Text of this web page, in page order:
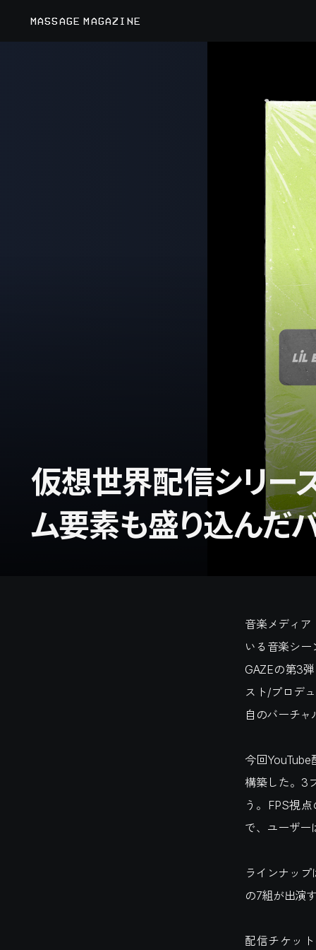
MASSAGE MAGAZINE
仮想世界配信シリー
ム要素も盛り込んだ
音楽メディ
いる音楽シ
GAZEの第3
スト/プロデ
自のバーチ
今回YouTube
構築した。3
う。FPS視
で、ユーザー
ラインナッ
の7組が出演
配信チケッ